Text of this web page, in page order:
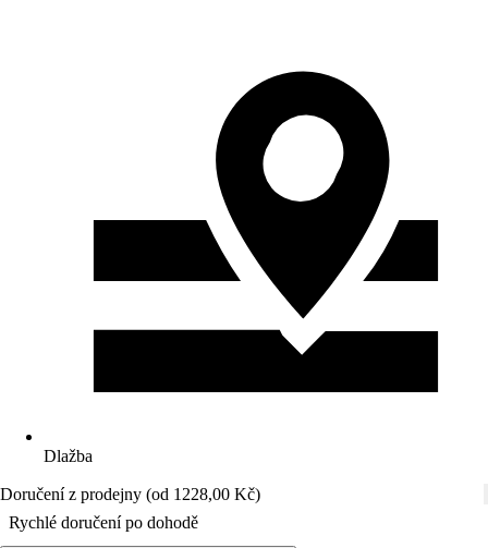
Dlažba
Doručení z prodejny (od 1228,00 Kč)
Rychlé doručení po dohodě